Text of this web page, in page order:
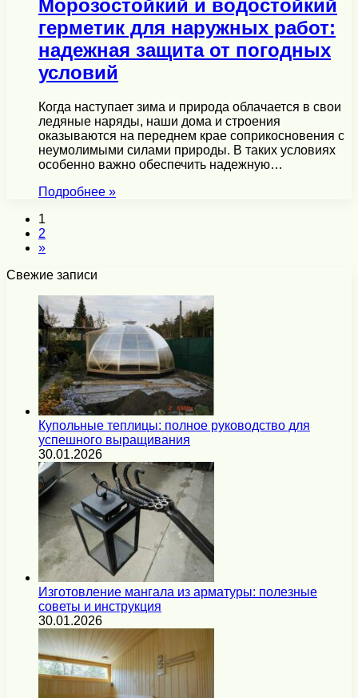
Морозостойкий и водостойкий
герметик для наружных работ:
надежная защита от погодных
условий
Когда наступает зима и природа облачается в свои
ледяные наряды, наши дома и строения
оказываются на переднем крае соприкосновения с
неумолимыми силами природы. В таких условиях
особенно важно обеспечить надежную…
Подробнее »
1
2
»
Свежие записи
Купольные теплицы: полное руководство для
успешного выращивания
30.01.2026
Изготовление мангала из арматуры: полезные
советы и инструкция
30.01.2026